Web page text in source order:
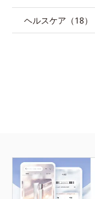
ヘルスケア（18）